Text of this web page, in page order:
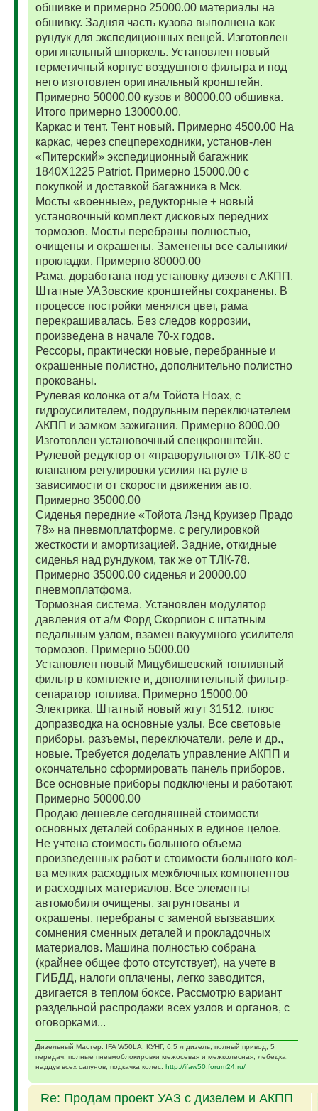
обшивке и примерно 25000.00 материалы на
обшивку. Задняя часть кузова выполнена как
рундук для экспедиционных вещей. Изготовлен
оригинальный шноркель. Установлен новый
герметичный корпус воздушного фильтра и под
него изготовлен оригинальный кронштейн.
Примерно 50000.00 кузов и 80000.00 обшивка.
Итого примерно 130000.00.
Каркас и тент. Тент новый. Примерно 4500.00 На
каркас, через спецпереходники, установ-лен
«Питерский» экспедиционный багажник
1840Х1225 Patriot. Примерно 15000.00 с
покупкой и доставкой багажника в Мск.
Мосты «военные», редукторные + новый
установочный комплект дисковых передних
тормозов. Мосты перебраны полностью,
очищены и окрашены. Заменены все сальники/
прокладки. Примерно 80000.00
Рама, доработана под установку дизеля с АКПП.
Штатные УАЗовские кронштейны сохранены. В
процессе постройки менялся цвет, рама
перекрашивалась. Без следов коррозии,
произведена в начале 70-х годов.
Рессоры, практически новые, перебранные и
окрашенные полистно, дополнительно полистно
прокованы.
Рулевая колонка от а/м Тойота Ноах, с
гидроусилителем, подрульным переключателем
АКПП и замком зажигания. Примерно 8000.00
Изготовлен установочный спецкронштейн.
Рулевой редуктор от «праворульного» ТЛК-80 с
клапаном регулировки усилия на руле в
зависимости от скорости движения авто.
Примерно 35000.00
Сиденья передние «Тойота Лэнд Круизер Прадо
78» на пневмоплатформе, с регулировкой
жесткости и амортизацией. Задние, откидные
сиденья над рундуком, так же от ТЛК-78.
Примерно 35000.00 сиденья и 20000.00
пневмоплатфома.
Тормозная система. Установлен модулятор
давления от а/м Форд Скорпион с штатным
педальным узлом, взамен вакуумного усилителя
тормозов. Примерно 5000.00
Установлен новый Мицубишевский топливный
фильтр в комплекте и, дополнительный фильтр-
сепаратор топлива. Примерно 15000.00
Электрика. Штатный новый жгут 31512, плюс
допразводка на основные узлы. Все световые
приборы, разъемы, переключатели, реле и др.,
новые. Требуется доделать управление АКПП и
окончательно сформировать панель приборов.
Все основные приборы подключены и работают.
Примерно 50000.00
Продаю дешевле сегодняшней стоимости
основных деталей собранных в единое целое.
Не учтена стоимость большого объема
произведенных работ и стоимости большого кол-
ва мелких расходных межблочных компонентов
и расходных материалов. Все элементы
автомобиля очищены, загрунтованы и
окрашены, перебраны с заменой вызвавших
сомнения сменных деталей и прокладочных
материалов. Машина полностью собрана
(крайнее общее фото отсутствует), на учете в
ГИБДД, налоги оплачены, легко заводится,
двигается в теплом боксе. Рассмотрю вариант
раздельной распродажи всех узлов и органов, с
оговорками...
Дизельный Мастер. IFA W50LA, КУНГ, 6,5 л дизель, полный привод, 5
передач, полные пневмоблокировки межосевая и межколесная, лебедка,
наддув всех сапунов, подкачка колес. http://ifaw50.forum24.ru/
Re: Продам проект УАЗ с дизелем и АКПП